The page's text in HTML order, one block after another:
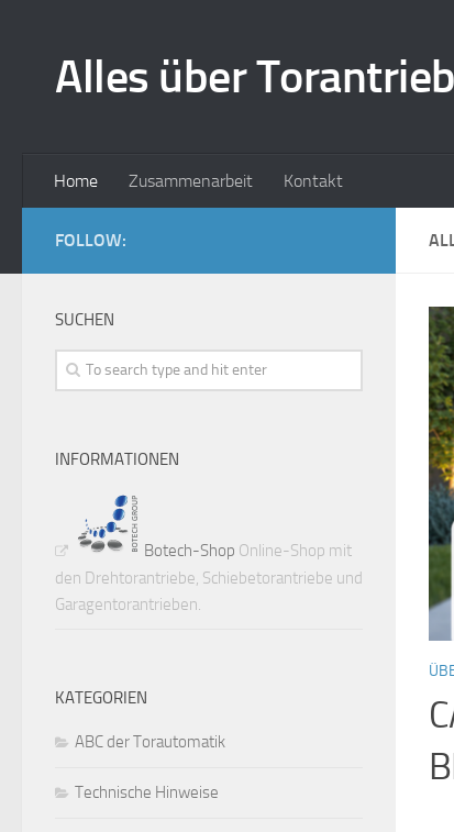
Alles über
Home Zusammenarbeit Kontakt
FOLLOW:
SUCHEN
INFORMATIONEN
Botech-Shop Online-Shop mit
den Drehtorantriebe, Schiebetorantriebe und
Garagentorantrieben.
KATEGORIEN
ABC der Torautomatik
Technische Hinweise